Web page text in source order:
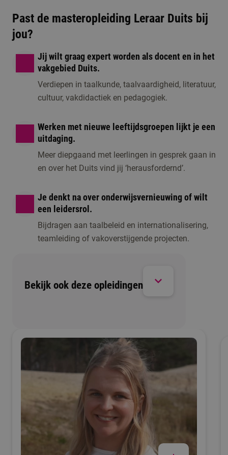
Past de masteropleiding Leraar Duits bij
jou?
Jij wilt graag expert worden als docent en in het
vakgebied Duits.
Verdiepen in taalkunde, taalvaardigheid, literatuur,
cultuur, vakdidactiek en pedagogiek.
Werken met nieuwe leeftijdsgroepen lijkt je een
uitdaging.
Meer diepgaand met leerlingen in gesprek gaan in
en over het Duits vind jij ‘herausfordernd’.
Je denkt na over onderwijsvernieuwing of wilt
een leidersrol.
Bijdragen aan taalbeleid en internationalisering,
teamleiding of vakoverstijgende projecten.
Bekijk ook deze opleidingen